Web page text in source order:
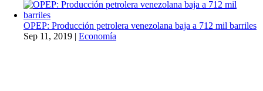
OPEP: Producción petrolera venezolana baja a 712 mil barriles
Sep 11, 2019 | Economía